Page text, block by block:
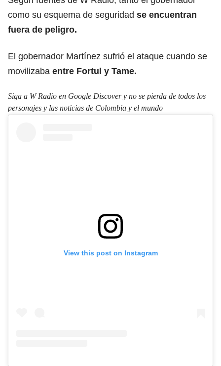
como su esquema de seguridad se encuentran
fuera de peligro.
El gobernador Martínez sufrió el ataque cuando se
movilizaba entre Fortul y Tame.
Siga a W Radio en Google Discover y no se pierda de todos los
personajes y las noticias de Colombia y el mundo
View this post on Instagram